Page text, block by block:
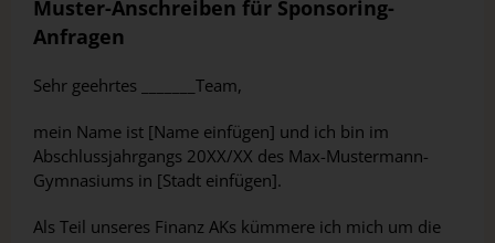
Muster-Anschreiben für Sponsoring-
Anfragen
Sehr geehrtes _______Team,
mein Name ist [Name einfügen] und ich bin im
Abschlussjahrgangs 20XX/XX des Max-Mustermann-
Gymnasiums in [Stadt einfügen].
Als Teil unseres Finanz AKs kümmere ich mich um die